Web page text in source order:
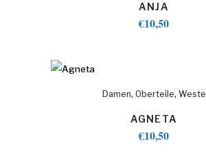
ANJA
€10,50
Damen, Oberteile, Weste
AGNETA
€10,50